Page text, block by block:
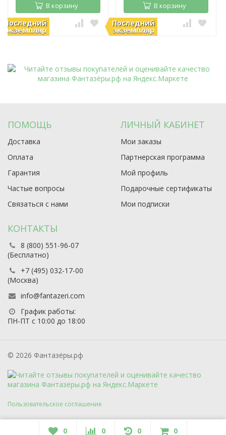
Последний
экземпляр
В корзину
В наличии Последний
экземпляр
В корзину
В наличии
ПОМОЩЬ
Доставка
Оплата
Гарантия
Частые вопросы
Связаться с нами
ЛИЧНЫЙ КАБИНЕТ
Мои заказы
Партнерская программа
Мой профиль
Подарочные сертификаты
Мои подписки
КОНТАКТЫ
8 (800) 551-96-07
(Бесплатно)
+7 (495) 032-17-00
(Москва)
info@fantazeri.com
График работы:
ПН-ПТ с 10:00 до 18:00
© 2026 Фантазёры.рф
Пользовательское соглашение
0 0 0 0